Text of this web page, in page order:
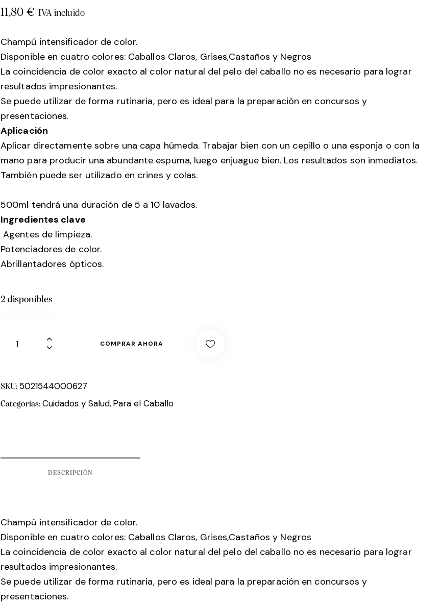
11,80 € IVA incluido
Champú intensificador de color.
Disponible en cuatro colores: Caballos Claros, Grises,Castaños y Negros
La coincidencia de color exacto al color natural del pelo del caballo no es necesario para lograr
resultados impresionantes.
Se puede utilizar de forma rutinaria, pero es ideal para la preparación en concursos y
presentaciones.
Aplicación
Aplicar directamente sobre una capa húmeda. Trabajar bien con un cepillo o una esponja o con la
mano para producir una abundante espuma, luego enjuague bien. Los resultados son inmediatos.
También puede ser utilizado en crines y colas.
500ml tendrá una duración de 5 a 10 lavados.
Ingredientes clave
Agentes de limpieza.
Potenciadores de color.
Abrillantadores ópticos.
2 disponibles
COMPRAR AHORA
SKU:5021544000627
Categorías:Cuidados y Salud, Para el Caballo
DESCRIPCIÓN
Champú intensificador de color.
Disponible en cuatro colores: Caballos Claros, Grises,Castaños y Negros
La coincidencia de color exacto al color natural del pelo del caballo no es necesario para lograr
resultados impresionantes.
Se puede utilizar de forma rutinaria, pero es ideal para la preparación en concursos y
presentaciones.